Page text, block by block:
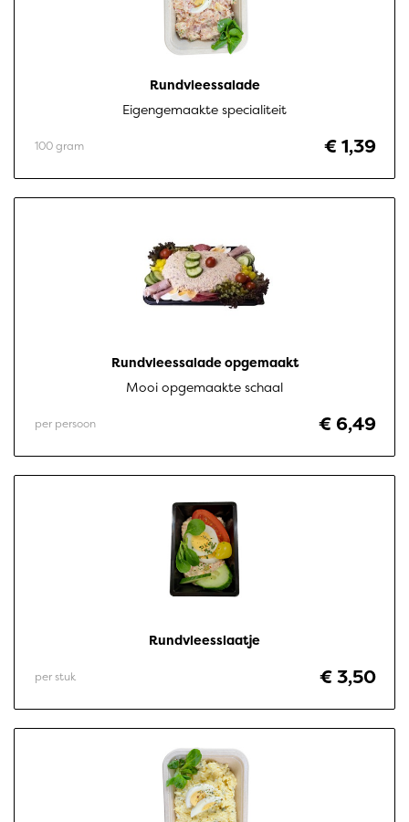
Rundvleessalade
Eigengemaakte specialiteit
€ 1,39
100 gram
Rundvleessalade opgemaakt
Mooi opgemaakte schaal
€ 6,49
per persoon
Rundvleesslaatje
€ 3,50
per stuk